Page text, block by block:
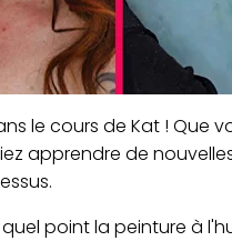
le cours de Kat ! Que
apprendre de
point la peinture à